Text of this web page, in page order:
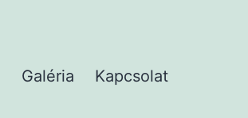
Galéria Kapcsolat